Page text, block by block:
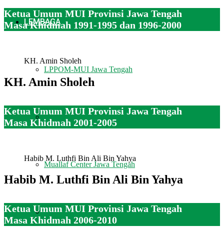
LEMBAGA
LPPOM-MUI Jawa Tengah
DSN-MUI Perwakilan Jawa tengah
Muallaf Center Jawa Tengah
LPLH-SDA MUI Jawa Tengah
Ketua Umum MUI Provinsi Jawa Tengah
Masa Khidmah 1991-1995 dan 1996-2000
KH. Amin Sholeh
KH. Amin Sholeh
Ketua Umum MUI Provinsi Jawa Tengah
Masa Khidmah 2001-2005
Habib M. Luthfi Bin Ali Bin Yahya
Habib M. Luthfi Bin Ali Bin Yahya
Ketua Umum MUI Provinsi Jawa Tengah
Masa Khidmah 2006-2010